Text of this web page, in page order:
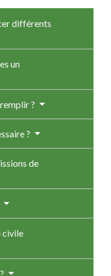
différents
un
?
?
de
civile